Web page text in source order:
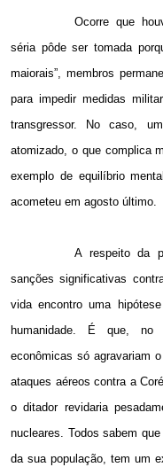
Ocorre que
séria pôde ser tomada
maiorais”, membros
para impedir medidas
transgressor. No caso,
atomizado, o que complica
exemplo de equilíbrio
acometeu em agosto último.
A respeito da
sanções significativas
vida encontro uma
humanidade. É que, no
econômicas só agravariam
ataques aéreos contra a
o ditador revidaria
nucleares. Todos sabem
da sua população, tem um